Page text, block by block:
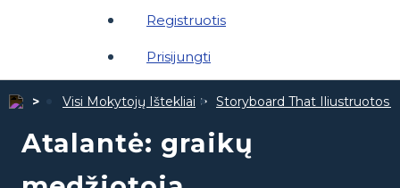
Registruotis
Prisijungti
Visi Mokytojų Ištekliai Storyboard That Iliustruotos
Atalantė: graikų